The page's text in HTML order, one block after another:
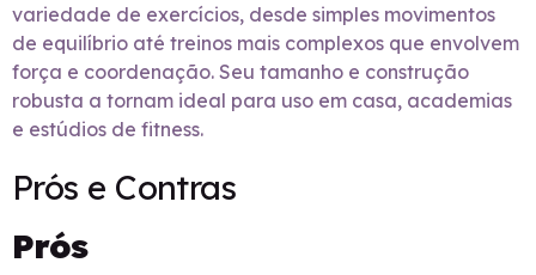
variedade de exercícios, desde simples movimentos
de equilíbrio até treinos mais complexos que envolvem
força e coordenação. Seu tamanho e construção
robusta a tornam ideal para uso em casa, academias
e estúdios de fitness.
Prós e Contras
Prós